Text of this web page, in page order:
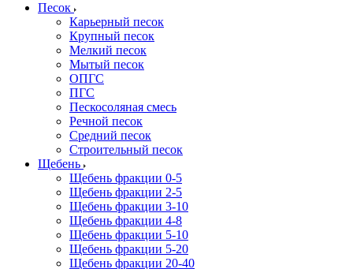
Песок
Карьерный песок
Крупный песок
Мелкий песок
Мытый песок
ОПГС
ПГС
Пескосоляная смесь
Речной песок
Средний песок
Строительный песок
Щебень
Щебень фракции 0-5
Щебень фракции 2-5
Щебень фракции 3-10
Щебень фракции 4-8
Щебень фракции 5-10
Щебень фракции 5-20
Щебень фракции 20-40